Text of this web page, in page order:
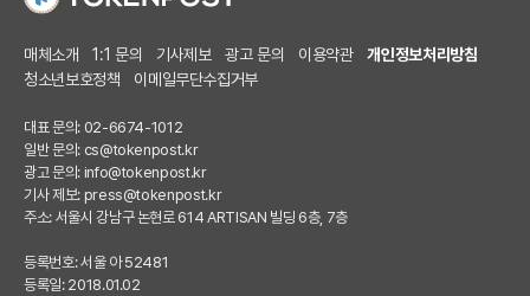
매체소개 1:1 문의 기사제보 광고 문의 이용약관
개인정보처리방침
청소년보호정책
이메일무단수집거부
대표 문의: 02-6674-1012
일반 문의: cs@tokenpost.kr
광고 문의: info@tokenpost.kr
기사 제보: press@tokenpost.kr
주소: 서울시 강남구 논현로 614 ARTISAN 빌딩 6층, 7층
등록번호: 서울 아 52481
등록일: 2018.01.02